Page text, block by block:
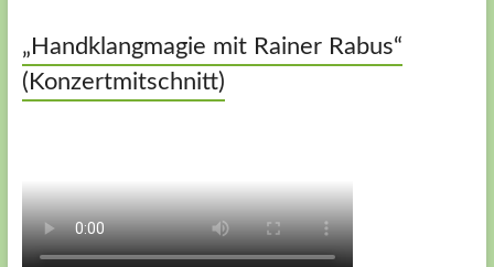
„Handklangmagie mit Rainer Rabus“
(Konzertmitschnitt)